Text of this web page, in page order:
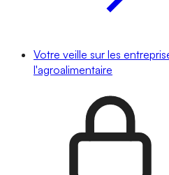
Votre veille sur les
l'agroalimentaire